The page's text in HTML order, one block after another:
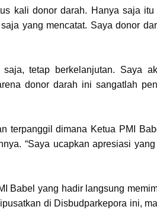
kali donor darah. Hanya saja itu
yang mencatat. Saya donor
tetap berkelanjutan. Saya
donor darah ini sangatlah
terpanggil dimana Ketua PMI
“Saya ucapkan apresiasi
Babel yang hadir langsung
di Disbudparkepora ini,